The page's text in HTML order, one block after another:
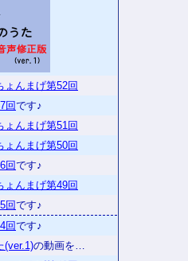
ょんまげ第52回
回です♪
ょんまげ第51回
ょんまげ第50回
回です♪
ょんまげ第49回
回です♪
回です♪
(ver.1)の動画を…